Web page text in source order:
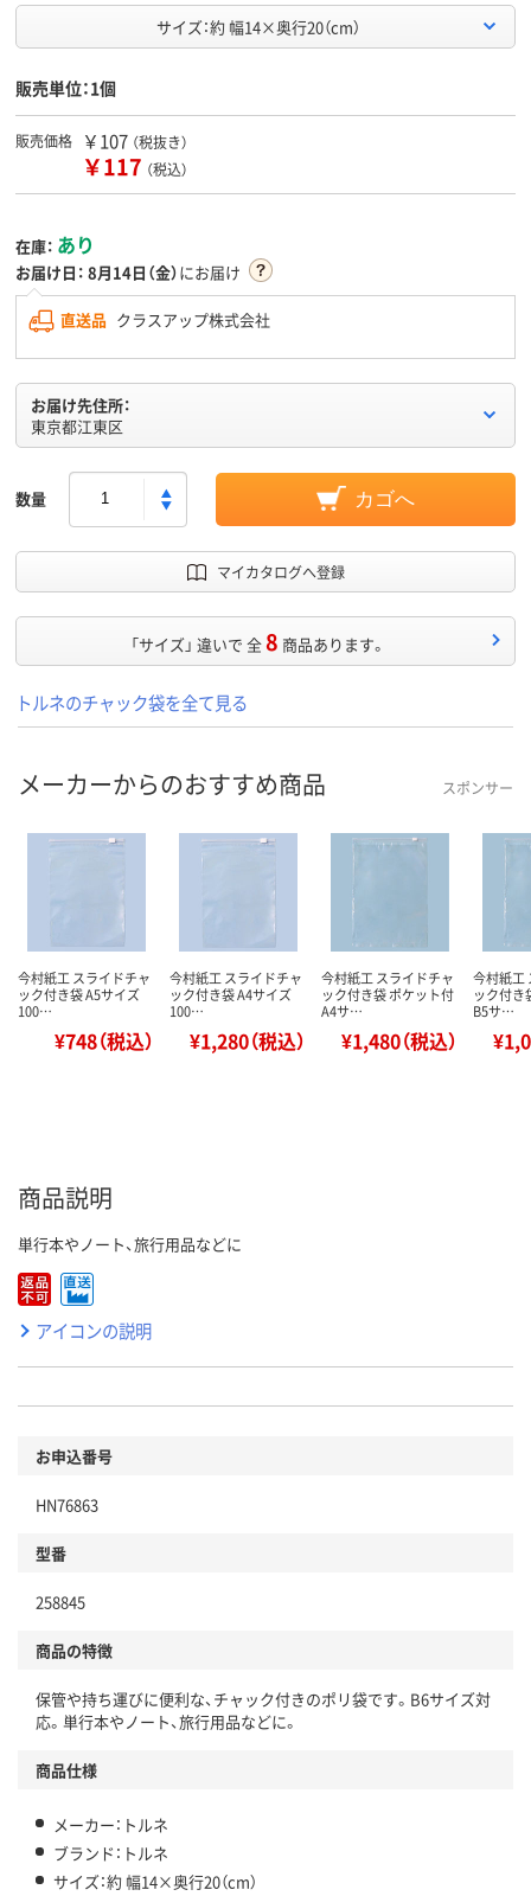
サイズ：約 幅14×奥行20（cm）
販売単位：1個
販売価格 ￥107 （税抜き）
￥117 （税込）
在庫： あり
お届け日： 8月14日（金）にお届け
直送品 クラスアップ株式会社
お届け先住所：
東京都江東区
数量 カゴへ
マイカタログへ登録
「サイズ」 違いで 全8 商品あります。
トルネのチャック袋を全て見る
メーカーからのおすすめ商品 スポンサー
今村紙工 スライドチャ
ック付き袋 A5サイズ
100…
¥748（税込）
今村紙工 スライドチャ
ック付き袋 A4サイズ
100…
¥1,280（税込）
今村紙工 スライドチャ
ック付き袋 ポケット付
A4サ…
¥1,480（税込）
今村紙工
ック付き
B5サ…
商品説明
単行本やノート、旅行用品などに
アイコンの説明
お申込番号
HN76863
型番
258845
商品の特徴
保管や持ち運びに便利な、チャック付きのポリ袋です。B6サイズ対
応。単行本やノート、旅行用品などに。
商品仕様
メーカー：トルネ
ブランド：トルネ
サイズ：約 幅14×奥行20（cm）